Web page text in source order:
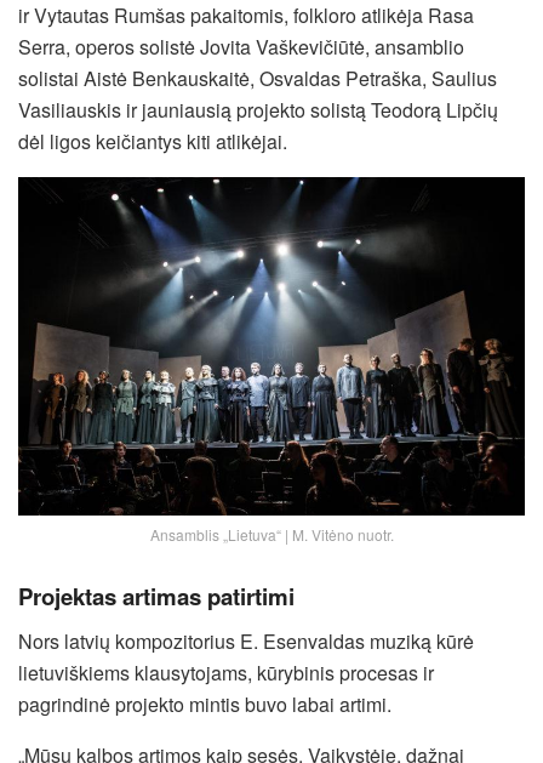
ir Vytautas Rumšas pakaitomis, folkloro atlikėja Rasa
Serra, operos solistė Jovita Vaškevičiūtė, ansamblio
solistai Aistė Benkauskaitė, Osvaldas Petraška, Saulius
Vasiliauskis ir jauniausią projekto solistą Teodorą Lipčių
dėl ligos keičiantys kiti atlikėjai.
Ansamblis „Lietuva“ | M. Vitėno nuotr.
Projektas artimas patirtimi
Nors latvių kompozitorius E. Esenvaldas muziką kūrė
lietuviškiems klausytojams, kūrybinis procesas ir
pagrindinė projekto mintis buvo labai artimi.
„Mūsų kalbos artimos kaip sesės. Vaikystėje, dažnai